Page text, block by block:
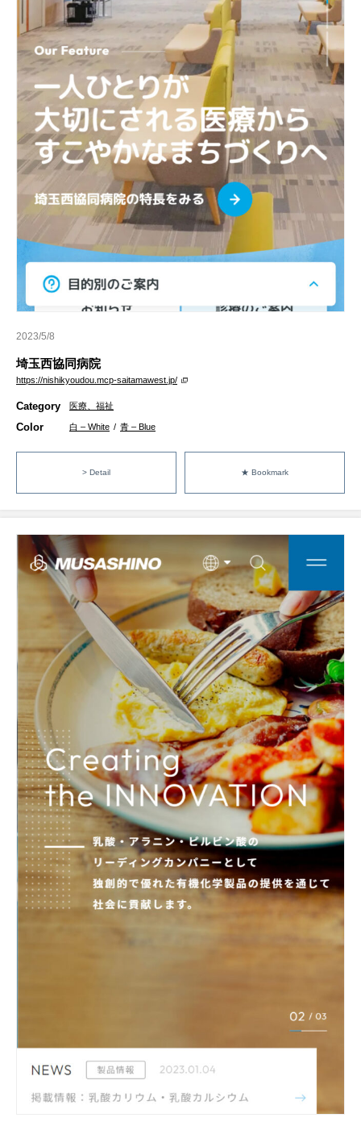
2023/5/8
埼玉西協同病院
https://nishikyoudou.mcp-saitamawest.jp/
Category 医療、福祉
Color 白 – White / 青 – Blue
> Detail ★ Bookmark